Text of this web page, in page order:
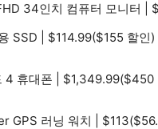
34인치 컴퓨터 모니터 |
SSD | $114.99($155 할인
4 휴대폰 | $1,349.99($450
GPS 러닝 워치 |